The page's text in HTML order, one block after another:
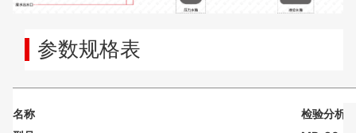
参数规格表
名称
检验分析